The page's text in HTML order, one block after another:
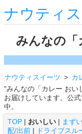
ナウティ
みんなの「
ナウティスイーツ カ
"みんなの「カレー おい
お届けしています。公
中。
TOP | おいしい | まず
配/出前 | ドライブスル